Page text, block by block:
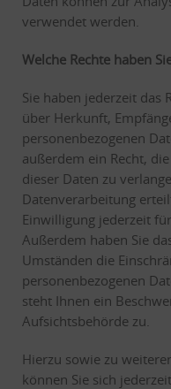
verwendet werden.
Welche Rechte haben
Sie haben jederzeit das
über Herkunft,
personenbezogenen
außerdem ein Recht,
dieser Daten zu
Datenverarbeitung
Einwilligung jederzeit
Außerdem haben Sie
Umständen die
personenbezogenen
steht Ihnen ein
Aufsichtsbehörde zu.
Hierzu sowie zu
können Sie sich